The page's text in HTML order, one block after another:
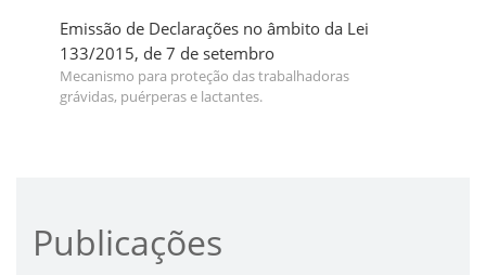
Emissão de Declarações no âmbito da Lei
133/2015, de 7 de setembro
Mecanismo para proteção das trabalhadoras
grávidas, puérperas e lactantes.
Publicações